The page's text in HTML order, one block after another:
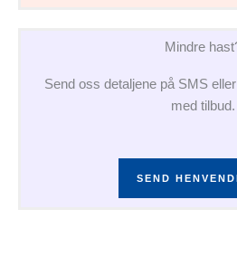
Mindre
Send oss detaljene på SMS
med tilbud.
SEND